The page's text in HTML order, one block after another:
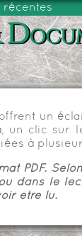
récentes
un
un clic
à
PDF.
dans le
être lu.